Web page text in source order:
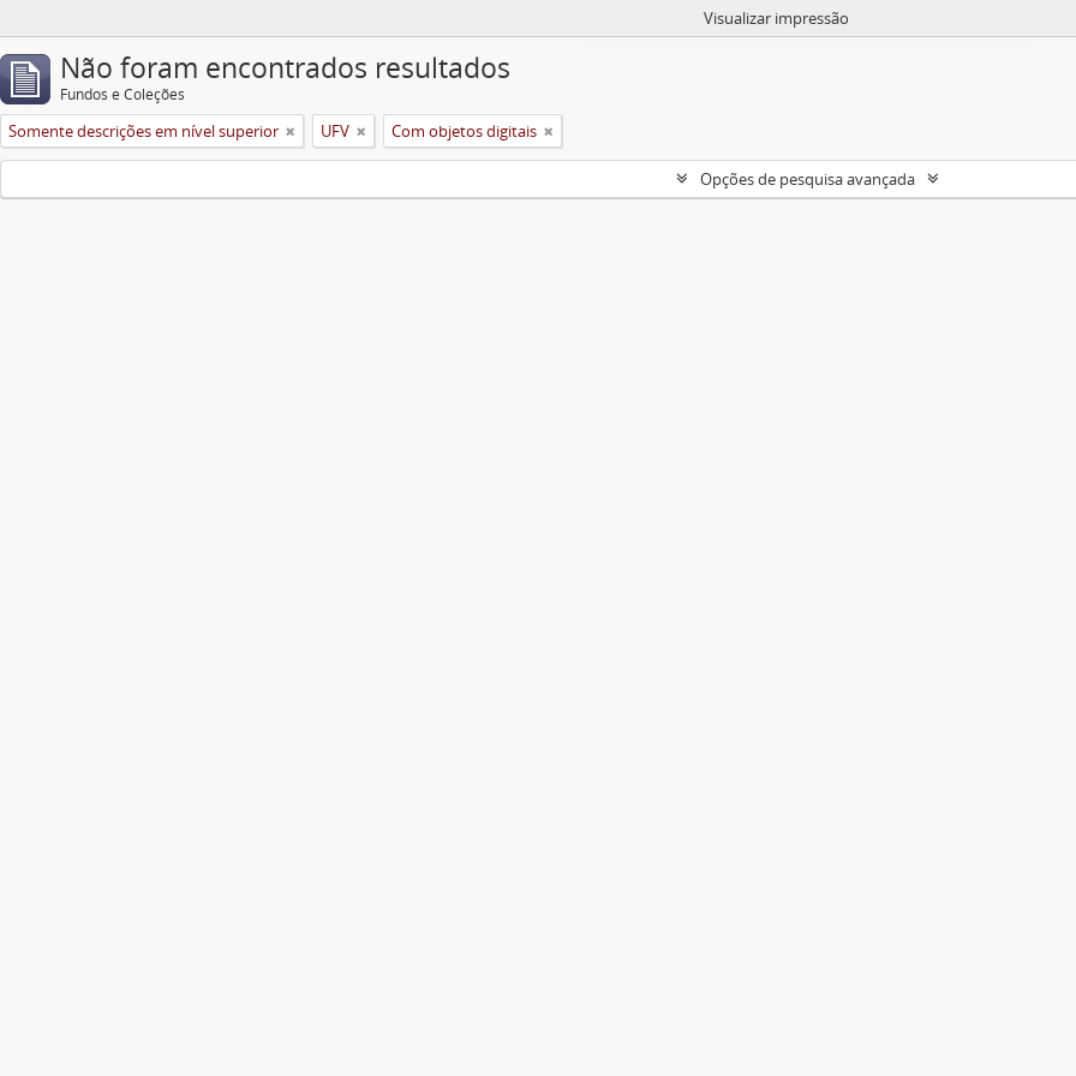
Visualizar impressão
Não foram encontrados resultados
Fundos e Coleções
Somente descrições em nível superior UFV Com objetos digitais
Opções de pesquisa avançada